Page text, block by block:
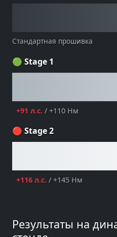
Стандартная прошивка
🟢 Stage 1
+91 л.с. / +110 Нм
🔴 Stage 2
+116 л.с. / +145 Нм
Результаты на